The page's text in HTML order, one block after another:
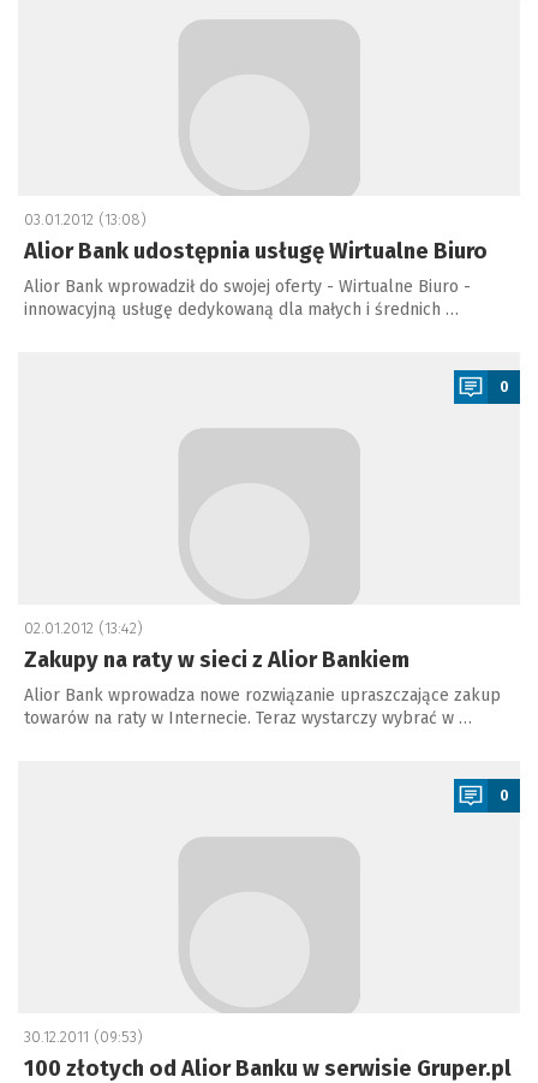
03.01.2012 (13:08)
Alior Bank udostępnia usługę Wirtualne Biuro
Alior Bank wprowadził do swojej oferty - Wirtualne Biuro -
innowacyjną usługę dedykowaną dla małych i średnich …
0
02.01.2012 (13:42)
Zakupy na raty w sieci z Alior Bankiem
Alior Bank wprowadza nowe rozwiązanie upraszczające zakup
towarów na raty w Internecie. Teraz wystarczy wybrać w …
0
30.12.2011 (09:53)
100 złotych od Alior Banku w serwisie Gruper.pl